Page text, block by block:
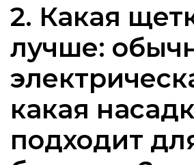
2. Какая
лучше:
какая
подходит